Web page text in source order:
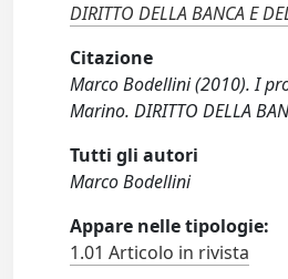
DIRITTO DELLA BANCA E
Citazione
Marco Bodellini (2010). I
Marino. DIRITTO DELLA
Tutti gli autori
Marco Bodellini
Appare nelle tipologie:
1.01 Articolo in rivista